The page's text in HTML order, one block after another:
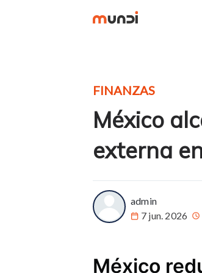
FINANZAS
México
externa
admin
7 jun. 2026
México